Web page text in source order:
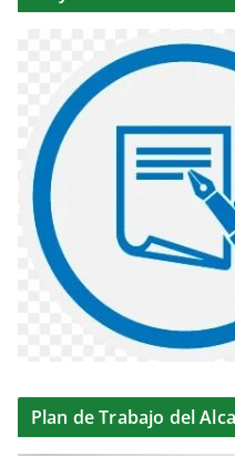
Plan de Trabajo del